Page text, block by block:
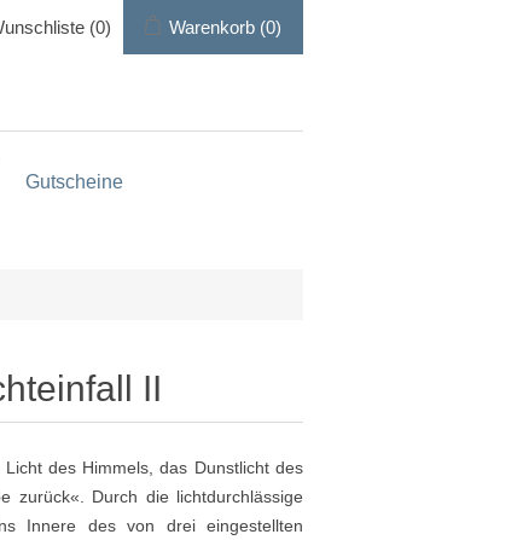
(0) Warenkorb (0)
Gutscheine
II
des Himmels, das Dunstlicht des
zurück«. Durch die lichtdurchlässige
Innere des von drei eingestellten